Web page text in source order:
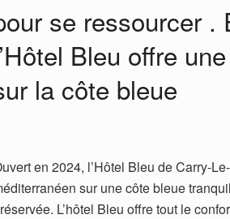
se ressourcer .
Bleu offre
la côte bleue
en 2024, l’Hôtel Bleu de Carry-
sur une côte bleue
L’hôtel Bleu offre tout le